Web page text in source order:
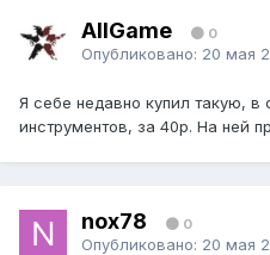
AllGame 0
Опубликовано: 20 мая
Я себе недавно купил такую, в
инструментов, за 40р. На ней
nox78 0
Опубликовано: 20 мая